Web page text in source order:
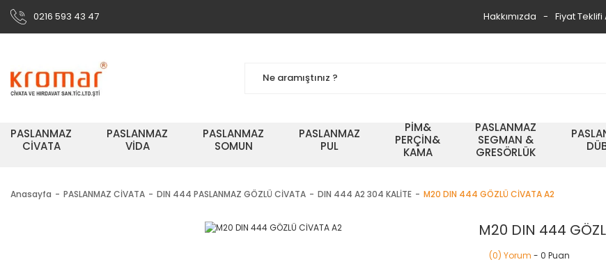
0216 593 43 47 Hakkımızda Fiyat Teklifi
PASLANMAZ
CİVATA
PASLANMAZ
VİDA
PASLANMAZ
SOMUN
PASLANMAZ
PUL
PİM&
PERÇİN&
KAMA
PASLANMAZ
SEGMAN &
GRESÖRLÜK
Anasayfa PASLANMAZ CİVATA DIN 444 PASLANMAZ GÖZLÜ CİVATA DIN 444 A2 304 KALİTE M20 DIN 444 GÖZLÜ CİVATA A2
M20 DIN 444
(0) Yorum - 0 Puan